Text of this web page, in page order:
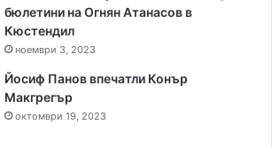
бюлетини на Огнян Атанасов в
Кюстендил
ноември 3, 2023
Йосиф Панов впечатли Конър
Макгрегър
октомври 19, 2023